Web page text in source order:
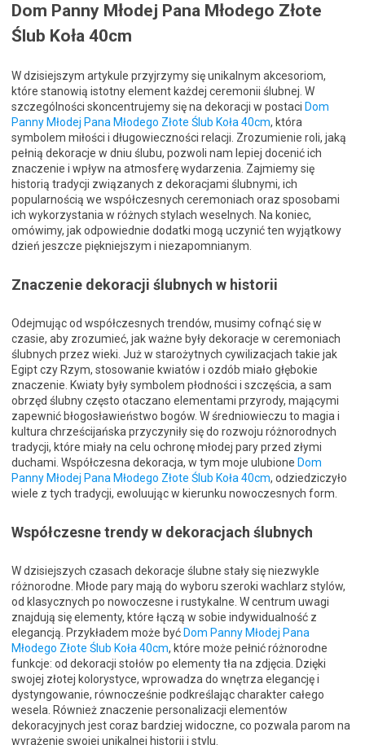
Dom Panny Młodej Pana Młodego Złote
Ślub Koła 40cm
W dzisiejszym artykule przyjrzymy się unikalnym akcesoriom,
które stanowią istotny element każdej ceremonii ślubnej. W
szczególności skoncentrujemy się na dekoracji w postaci Dom
Panny Młodej Pana Młodego Złote Ślub Koła 40cm, która
symbolem miłości i długowieczności relacji. Zrozumienie roli, jaką
pełnią dekoracje w dniu ślubu, pozwoli nam lepiej docenić ich
znaczenie i wpływ na atmosferę wydarzenia. Zajmiemy się
historią tradycji związanych z dekoracjami ślubnymi, ich
popularnością we współczesnych ceremoniach oraz sposobami
ich wykorzystania w różnych stylach weselnych. Na koniec,
omówimy, jak odpowiednie dodatki mogą uczynić ten wyjątkowy
dzień jeszcze piękniejszym i niezapomnianym.
Znaczenie dekoracji ślubnych w historii
Odejmując od współczesnych trendów, musimy cofnąć się w
czasie, aby zrozumieć, jak ważne były dekoracje w ceremoniach
ślubnych przez wieki. Już w starożytnych cywilizacjach takie jak
Egipt czy Rzym, stosowanie kwiatów i ozdób miało głębokie
znaczenie. Kwiaty były symbolem płodności i szczęścia, a sam
obrzęd ślubny często otaczano elementami przyrody, mającymi
zapewnić błogosławieństwo bogów. W średniowieczu to magia i
kultura chrześcijańska przyczyniły się do rozwoju różnorodnych
tradycji, które miały na celu ochronę młodej pary przed złymi
duchami. Współczesna dekoracja, w tym moje ulubione Dom
Panny Młodej Pana Młodego Złote Ślub Koła 40cm, odziedziczyło
wiele z tych tradycji, ewoluując w kierunku nowoczesnych form.
Współczesne trendy w dekoracjach ślubnych
W dzisiejszych czasach dekoracje ślubne stały się niezwykle
różnorodne. Młode pary mają do wyboru szeroki wachlarz stylów,
od klasycznych po nowoczesne i rustykalne. W centrum uwagi
znajdują się elementy, które łączą w sobie indywidualność z
elegancją. Przykładem może być Dom Panny Młodej Pana
Młodego Złote Ślub Koła 40cm, które może pełnić różnorodne
funkcje: od dekoracji stołów po elementy tła na zdjęcia. Dzięki
swojej złotej kolorystyce, wprowadza do wnętrza elegancję i
dystyngowanie, równocześnie podkreślając charakter całego
wesela. Również znaczenie personalizacji elementów
dekoracyjnych jest coraz bardziej widoczne, co pozwala parom na
wyrażenie swojej unikalnej historii i stylu.